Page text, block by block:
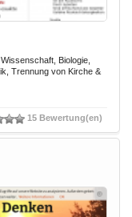
Biologie,
Trennung von Kirche &
15 Bewertung(en)